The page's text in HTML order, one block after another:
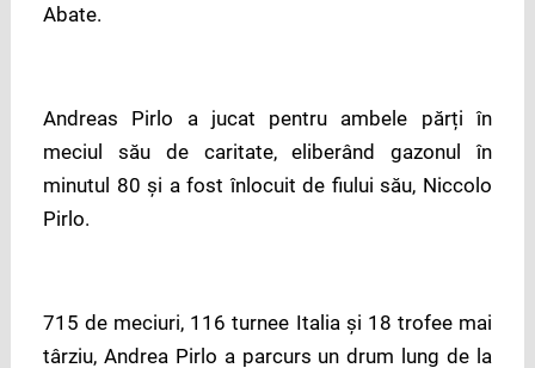
Abate.
Andreas Pirlo a jucat pentru ambele părți în
meciul său de caritate, eliberând gazonul în
minutul 80 și a fost înlocuit de fiului său, Niccolo
Pirlo.
715 de meciuri, 116 turnee Italia și 18 trofee mai
târziu, Andrea Pirlo a parcurs un drum lung de la